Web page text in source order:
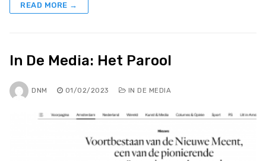
READ MORE →
In De Media: Het Parool
DNM 01/02/2023 IN DE MEDIA